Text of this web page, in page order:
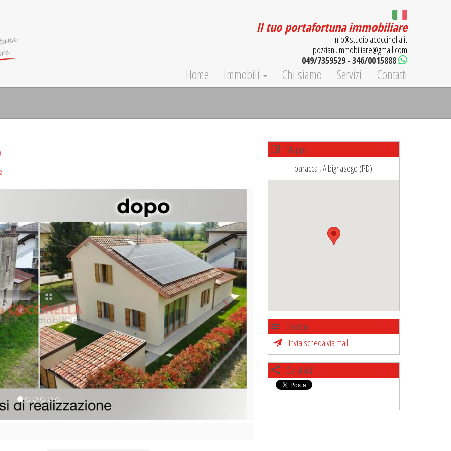
Il tuo portafortuna immobiliare
info@studiolacoccinella.it
pozziani.immobiliare@gmail.com
049/7359529 - 346/0015888
Home Immobili Chi siamo Servizi Contatti
Mappa
baracca , Albignasego (PD)
Opzioni
Invia scheda via mail
Condividi